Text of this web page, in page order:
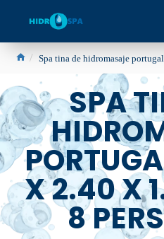
Spa tina de hidromasaje
SPA
X 2.40 X
8